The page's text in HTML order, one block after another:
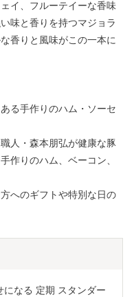
イ、フルーテイーな香味
味と香りを持つマジョラ
香りと風味がこの一本に
る手作りのハム・ソーセ
人・森本朋弘が健康な豚
作りのハム、ベーコン、
へのギフトや特別な日の
になる 定期 スタンダー